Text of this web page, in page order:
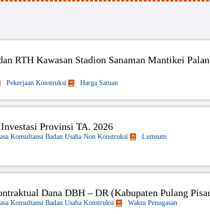
RTH Kawasan Stadion Sanaman Mantikei
Pekerjaan Konstruksi Harga Satuan
Provinsi TA. 2026
Konsultansi Badan Usaha Non Konstruksi Lumsum
Dana DBH – DR (Kabupaten Pulang
Konsultansi Badan Usaha Konstruksi Waktu Penugasan